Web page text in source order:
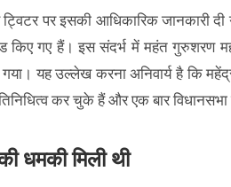
पर इसकी आधिकारिक जानकारी
किए गए हैं। इस संदर्भ में महंत गुरुशरण
यह उल्लेख करना अनिवार्य है कि
कर चुके हैं और एक बार
धमकी मिली थी